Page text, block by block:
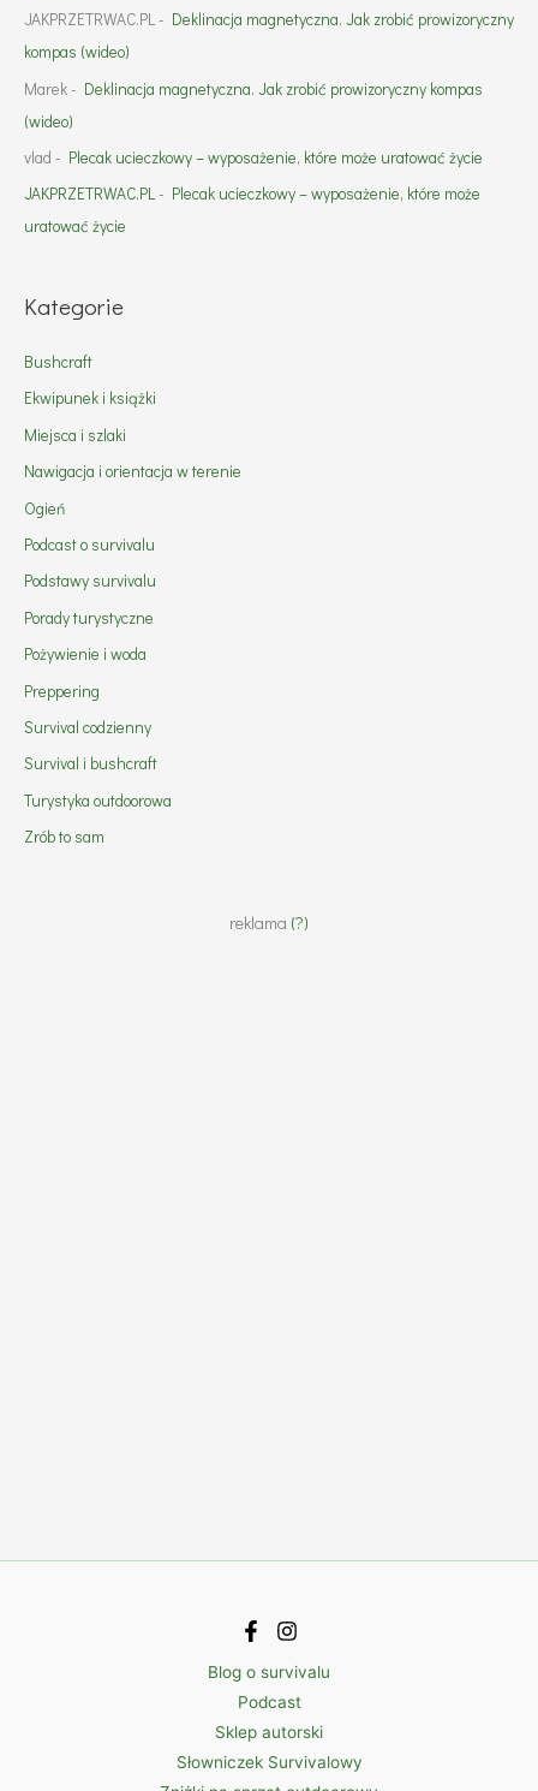
JAKPRZETRWAC.PL - Deklinacja magnetyczna. Jak zrobić prowizoryczny
kompas (wideo)
Marek - Deklinacja magnetyczna. Jak zrobić prowizoryczny kompas
(wideo)
vlad - Plecak ucieczkowy – wyposażenie, które może uratować życie
JAKPRZETRWAC.PL- Plecak ucieczkowy – wyposażenie, które może
uratować życie
Kategorie
Bushcraft
Ekwipunek i książki
Miejsca i szlaki
Nawigacja i orientacja w terenie
Ogień
Podcast o survivalu
Podstawy survivalu
Porady turystyczne
Pożywienie i woda
Preppering
Survival codzienny
Survival i bushcraft
Turystyka outdoorowa
Zrób to sam
reklama (?)
Blog o survivalu
Podcast
Sklep autorski
Słowniczek Survivalowy